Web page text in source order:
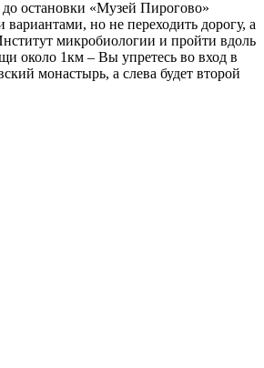
остановки «Музей Пирогово»
но не переходить дорогу, а
микробиологии и пройти вдоль
около 1км – Вы упретесь во вход в
монастырь, а слева будет второй